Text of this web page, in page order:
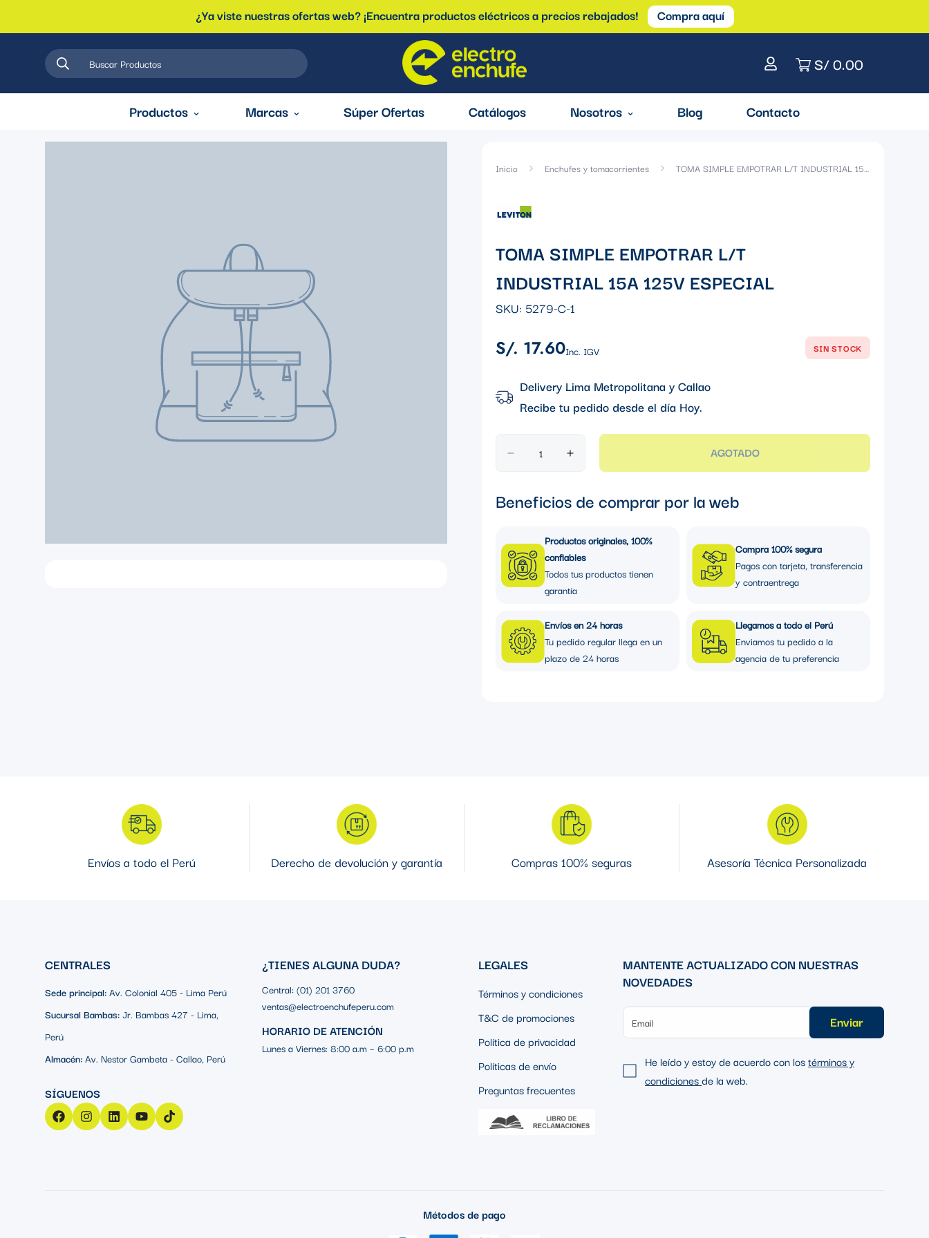
¿Ya viste nuestras ofertas web? ¡Encuentra productos eléctricos a precios rebajados! Compra aquí
Buscar Productos S/ 0.00
Productos Marcas Súper Ofertas Catálogos Nosotros Blog Contacto
Inicio Enchufes y tomacorrientes TOMA SIMPLE EMPOTRAR L/T INDUSTRIAL 15A 125V ESPECIAL
TOMA SIMPLE EMPOTRAR L/T
INDUSTRIAL 15A 125V ESPECIAL
SKU: 5279-C-1
Precio
S/. 17.60Inc. IGV SIN STOCK
Delivery Lima Metropolitana y Callao
Recibe tu pedido desde el día Hoy.
AGOTADO
Beneficios de comprar por la web
Productos originales, 100%
confiables
Todos tus productos tienen
garantía
Compra 100% segura
Pagos con tarjeta, transferencia
y contraentrega
Envíos en 24 horas
Tu pedido regular llega en un
plazo de 24 horas
Llegamos a todo el Perú
Enviamos tu pedido a la
agencia de tu preferencia
Envíos a todo el Perú Derecho de devolución y garantía Compras 100% seguras Asesoría Técnica Personalizada
CENTRALES
Sede principal:Av. Colonial 405 - Lima Perú
Sucursal Bambas:Jr. Bambas 427 - Lima,
Perú
Almacén:Av. Nestor Gambeta - Callao, Perú
¿TIENES ALGUNA DUDA?
Central: (01) 201 3760
ventas@electroenchufeperu.com
HORARIO DE ATENCIÓN
Lunes a Viernes: 8:00 a.m – 6:00 p.m
LEGALES
Términos y condiciones
T&C de promociones
Política de privacidad
Políticas de envío
Preguntas frecuentes
MANTENTE ACTUALIZADO CON NUESTRAS
NOVEDADES
Enviar
He leído y estoy de acuerdo con lostérminos y
condicionesde la web.
Métodos de pago